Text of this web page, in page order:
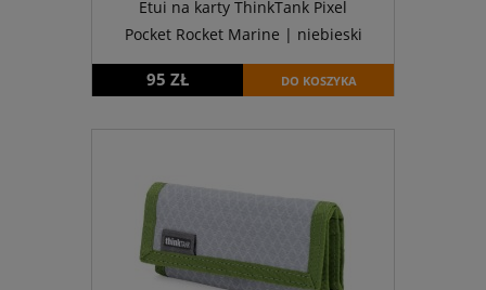
Etui na karty ThinkTank Pixel
Pocket Rocket Marine | niebieski
95 ZŁ DO KOSZYKA